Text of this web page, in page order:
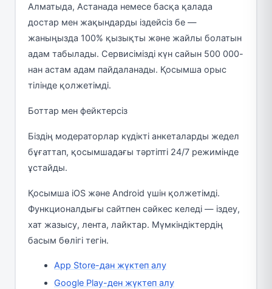
Алматыда, Астанада немесе басқа қалада
достар мен жақындарды іздейсіз бе —
жаныңызда 100% қызықты және жайлы болатын
адам табылады. Сервисімізді күн сайын 500 000-
нан астам адам пайдаланады. Қосымша орыс
тілінде қолжетімді.
Боттар мен фейктерсіз
Біздің модераторлар күдікті анкеталарды жедел
бұғаттап, қосымшадағы тәртіпті 24/7 режимінде
ұстайды.
Қосымша iOS және Android үшін қолжетімді.
Функционалдығы сайтпен сәйкес келеді — іздеу,
хат жазысу, лента, лайктар. Мүмкіндіктердің
басым бөлігі тегін.
App Store-дан жүктеп алу
Google Play-ден жүктеп алу